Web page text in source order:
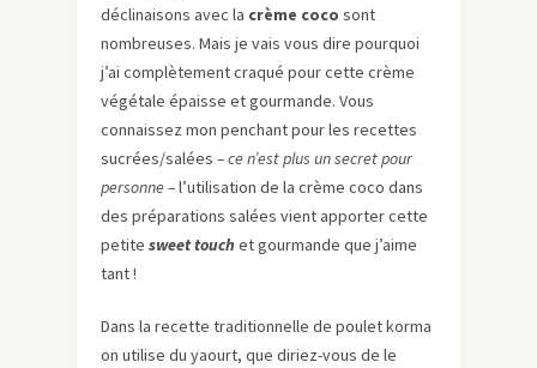
déclinaisons avec la crème coco sont
nombreuses. Mais je vais vous dire pourquoi
j’ai complètement craqué pour cette crème
végétale épaisse et gourmande. Vous
connaissez mon penchant pour les recettes
sucrées/salées – ce n’est plus un secret pour
personne –l’utilisation de la crème coco dans
des préparations salées vient apporter cette
petite sweet touch et gourmande que j’aime
tant !
Dans la recette traditionnelle de poulet korma
on utilise du yaourt, que diriez-vous de le